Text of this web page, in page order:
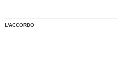
L'ACCORDO